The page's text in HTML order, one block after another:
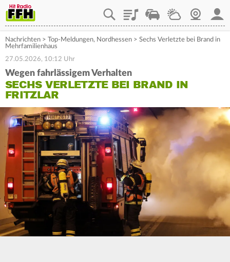
PlaylistStaupilotWetterWebcam
Nachrichten > Top-Meldungen, Nordhessen > Sechs Verletzte bei Brand in
Mehrfamilienhaus
27.05.2026, 10:12 Uhr
Wegen fahrlässigem Verhalten
SECHS VERLETZTE BEI BRAND IN
FRITZLAR